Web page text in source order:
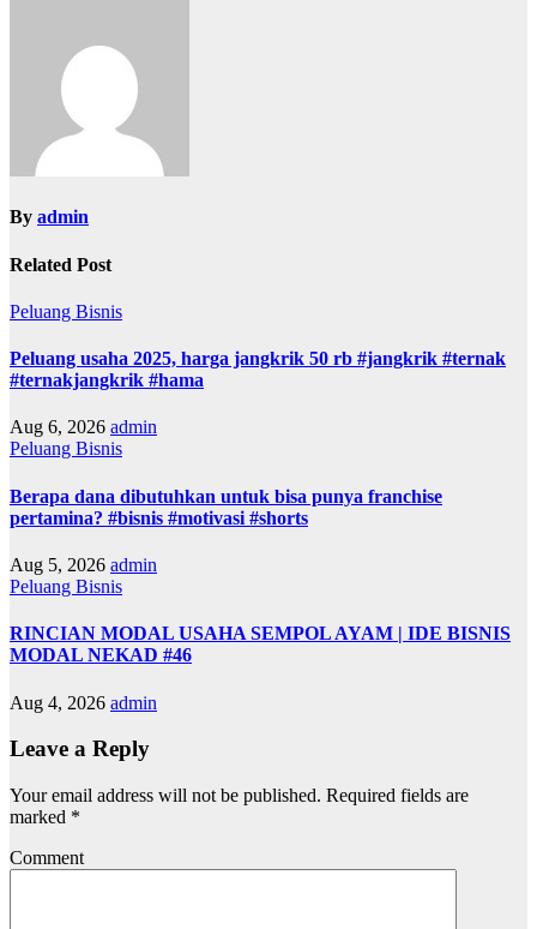
By admin
Related Post
Peluang Bisnis
Peluang usaha 2025, harga jangkrik 50 rb #jangkrik #ternak
#ternakjangkrik #hama
Aug 6, 2026 admin
Peluang Bisnis
Berapa dana dibutuhkan untuk bisa punya franchise
pertamina? #bisnis #motivasi #shorts
Aug 5, 2026 admin
Peluang Bisnis
RINCIAN MODAL USAHA SEMPOL AYAM | IDE BISNIS
MODAL NEKAD #46
Aug 4, 2026 admin
Leave a Reply
Your email address will not be published. Required fields are
marked *
Comment